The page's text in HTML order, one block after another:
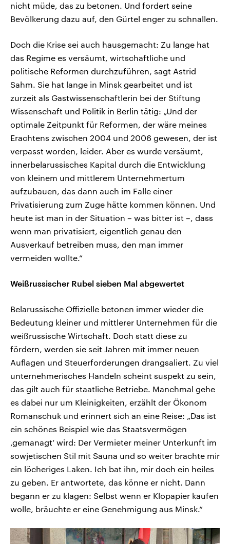
nicht müde, das zu betonen. Und fordert seine
Bevölkerung dazu auf, den Gürtel enger zu schnallen.
Doch die Krise sei auch hausgemacht: Zu lange hat
das Regime es versäumt, wirtschaftliche und
politische Reformen durchzuführen, sagt Astrid
Sahm. Sie hat lange in Minsk gearbeitet und ist
zurzeit als Gastwissenschaftlerin bei der Stiftung
Wissenschaft und Politik in Berlin tätig: „Und der
optimale Zeitpunkt für Reformen, der wäre meines
Erachtens zwischen 2004 und 2006 gewesen, der ist
verpasst worden, leider. Aber es wurde versäumt,
innerbelarussisches Kapital durch die Entwicklung
von kleinem und mittlerem Unternehmertum
aufzubauen, das dann auch im Falle einer
Privatisierung zum Zuge hätte kommen können. Und
heute ist man in der Situation – was bitter ist –, dass
wenn man privatisiert, eigentlich genau den
Ausverkauf betreiben muss, den man immer
vermeiden wollte.“
Weißrussischer Rubel sieben Mal abgewertet
Belarussische Offizielle betonen immer wieder die
Bedeutung kleiner und mittlerer Unternehmen für die
weißrussische Wirtschaft. Doch statt diese zu
fördern, werden sie seit Jahren mit immer neuen
Auflagen und Steuerforderungen drangsaliert. Zu viel
unternehmerisches Handeln scheint suspekt zu sein,
das gilt auch für staatliche Betriebe. Manchmal gehe
es dabei nur um Kleinigkeiten, erzählt der Ökonom
Romanschuk und erinnert sich an eine Reise: „Das ist
ein schönes Beispiel wie das Staatsvermögen
‚gemanagt‘ wird: Der Vermieter meiner Unterkunft im
sowjetischen Stil mit Sauna und so weiter brachte mir
ein löcheriges Laken. Ich bat ihn, mir doch ein heiles
zu geben. Er antwortete, das könne er nicht. Dann
begann er zu klagen: Selbst wenn er Klopapier kaufen
wolle, bräuchte er eine Genehmigung aus Minsk.“